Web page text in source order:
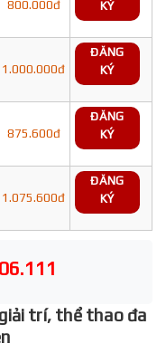
800.000đ KÝ
1.000.000đ
ĐĂNG
KÝ
875.600đ
ĐĂNG
KÝ
1.075.600đ
ĐĂNG
KÝ
trí, thể thao đa